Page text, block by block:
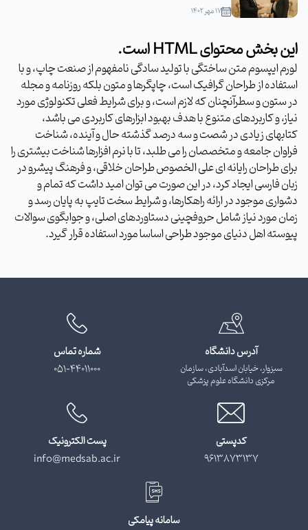
۱۷ مهر ۱۴۰۲
این بخش محتوای HTML است.
لورم ایپسوم متن ساختگی با تولید سادگی نامفهوم از صنعت چاپ، و با
استفاده از طراحان گرافیک است، چاپگرها و متون بلکه روزنامه و مجله
در ستون و سطرآنچنان که لازم است، و برای شرایط فعلی تکنولوژی مورد
نیاز، و کاربردهای متنوع با هدف بهبود ابزارهای کاربردی می باشد،
کتابهای زیادی در شصت و سه درصد گذشته حال و آینده، شناخت
فراوان جامعه و متخصصان را می طلبد، تا با نرم افزارها شناخت بیشتری را
برای طراحان رایانه ای علی الخصوص طراحان خلاقی، و فرهنگ پیشرو در
زبان فارسی ایجاد کرد، در این صورت می توان امید داشت که تمام و
دشواری موجود در ارائه راهکارها، و شرایط سخت تایپ به پایان رسد و
زمان مورد نیاز شامل حروفچینی دستاوردهای اصلی، و جوابگوی سوالات
پیوسته اهل دنیای موجود طراحی اساسا مورد استفاده قرار گیرد.
آدرس دانشگاه
سبزوار، خیابان اسدآبادی، سازمان
مرکزی دانشگاه علوم پزشکی
شماره تماس
051-44011000
کدپستی
9613873137
پست الکترونیک
info@medsab.ac.ir
سامانه پیامکی